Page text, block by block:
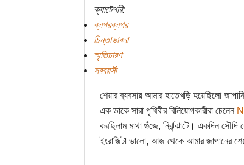
ক্যাটেগরি:
ব্লগরব্লগর
চিন্তাভাবনা
স্মৃতিচারণ
সববয়সী
শেয়ার ব্যবসায় আমার হাতেখড়ি হয়েছিলো
এক ডাকে সারা পৃথিবীর বিনিয়োগকারীরা চেনেন
করছিলাম মাথা গুঁজে, নির্ঝন্ঝাটে। একদিন
ইংরাজিটা ভালো, আজ থেকে আমার জাপানের